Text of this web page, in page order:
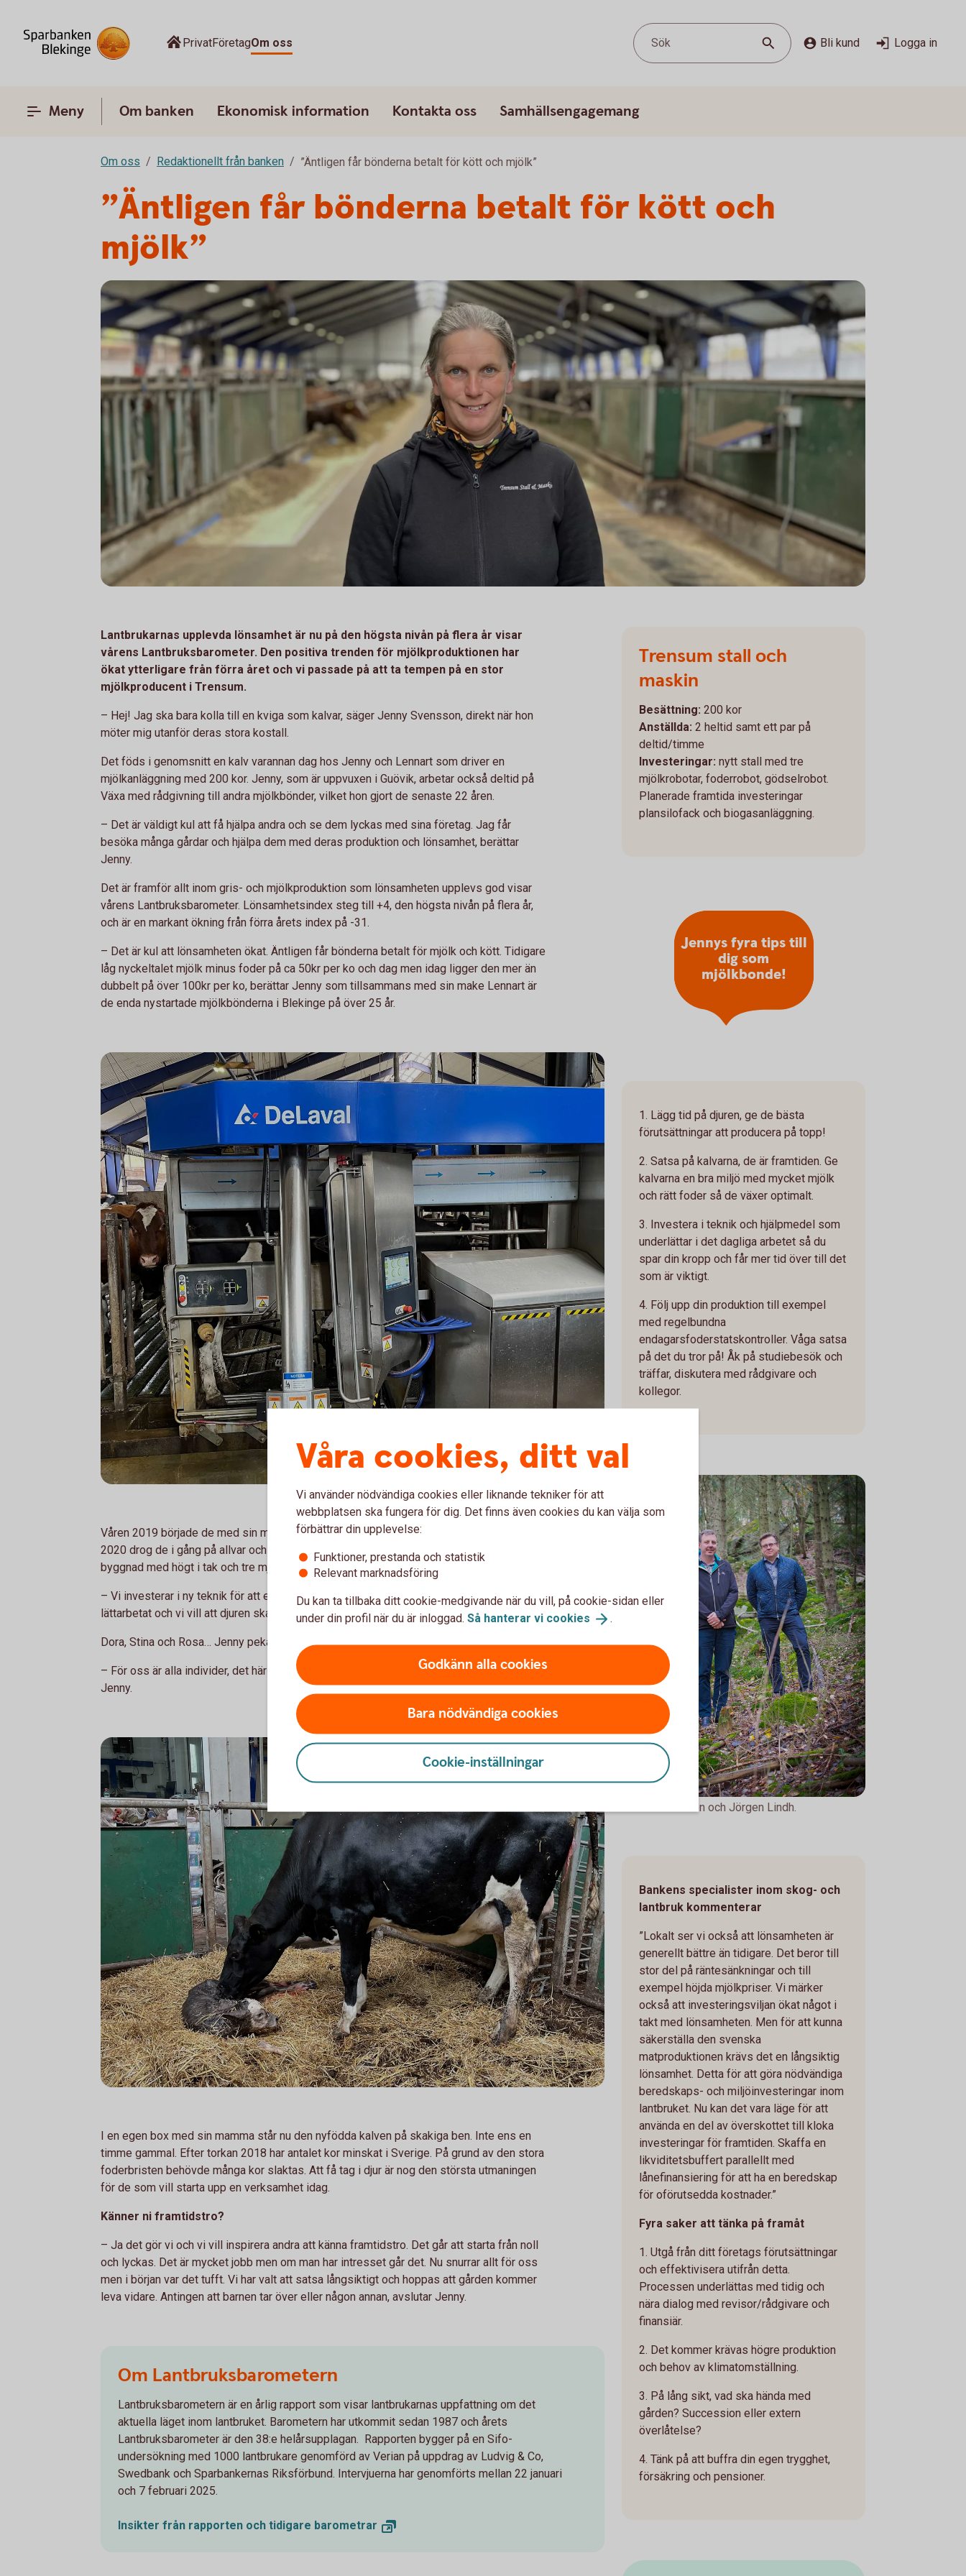
PrivatFöretagOm oss Sök Bli kund Logga in
Meny Om banken Ekonomisk information Kontakta oss Samhällsengagemang
Om oss Redaktionellt från banken ”Äntligen får bönderna betalt för kött och mjölk”
”Äntligen får bönderna betalt för kött och
mjölk”
Lantbrukarnas upplevda lönsamhet är nu på den högsta nivån på flera år visar
vårens Lantbruksbarometer. Den positiva trenden för mjölkproduktionen har
ökat ytterligare från förra året och vi passade på att ta tempen på en stor
mjölkproducent i Trensum.
– Hej! Jag ska bara kolla till en kviga som kalvar, säger Jenny Svensson, direkt när hon
möter mig utanför deras stora kostall.
Det föds i genomsnitt en kalv varannan dag hos Jenny och Lennart som driver en
mjölkanläggning med 200 kor. Jenny, som är uppvuxen i Guövik, arbetar också deltid på
Växa med rådgivning till andra mjölkbönder, vilket hon gjort de senaste 22 åren.
– Det är väldigt kul att få hjälpa andra och se dem lyckas med sina företag. Jag får
besöka många gårdar och hjälpa dem med deras produktion och lönsamhet, berättar
Jenny.
Det är framför allt inom gris- och mjölkproduktion som lönsamheten upplevs god visar
vårens Lantbruksbarometer. Lönsamhetsindex steg till +4, den högsta nivån på flera år,
och är en markant ökning från förra årets index på -31.
– Det är kul att lönsamheten ökat. Äntligen får bönderna betalt för mjölk och kött. Tidigare
låg nyckeltalet mjölk minus foder på ca 50kr per ko och dag men idag ligger den mer än
dubbelt på över 100kr per ko, berättar Jenny som tillsammans med sin make Lennart är
de enda nystartade mjölkbönderna i Blekinge på över 25 år.
Våren 2019 började de med sin mjölkproduktion med 16 uppbundna kor. I december
2020 drog de i gång på allvar och byggde ett stort kostall. Det är en imponerande
byggnad med högt i tak och tre mjölkrobotar.
– Vi investerar i ny teknik för att effektivisera tunga arbeten och spara tid. Vi vill ha det
lättarbetat och vi vill att djuren ska må bra.
Dora, Stina och Rosa… Jenny pekar på olika kor och förklarar att alla har ett namn.
– För oss är alla individer, det här är ingen fabrik och ja jag kan allas namn. Alla 200, säger
Jenny.
I en egen box med sin mamma står nu den nyfödda kalven på skakiga ben. Inte ens en
timme gammal. Efter torkan 2018 har antalet kor minskat i Sverige. På grund av den stora
foderbristen behövde många kor slaktas. Att få tag i djur är nog den största utmaningen
för de som vill starta upp en verksamhet idag.
Känner ni framtidstro?
– Ja det gör vi och vi vill inspirera andra att känna framtidstro. Det går att starta från noll
och lyckas. Det är mycket jobb men om man har intresset går det. Nu snurrar allt för oss
men i början var det tufft. Vi har valt att satsa långsiktigt och hoppas att gården kommer
leva vidare. Antingen att barnen tar över eller någon annan, avslutar Jenny.
Om Lantbruksbarometern
Lantbruksbarometern är en årlig rapport som visar lantbrukarnas uppfattning om det
aktuella läget inom lantbruket. Barometern har utkommit sedan 1987 och årets
Lantbruksbarometer är den 38:e helårsupplagan. Rapporten bygger på en Sifo-
undersökning med 1000 lantbrukare genomförd av Verian på uppdrag av Ludvig & Co,
Swedbank och Sparbankernas Riksförbund. Intervjuerna har genomförts mellan 22 januari
och 7 februari 2025.
Insikter från rapporten och tidigare barometrar
Trensum stall och
maskin
Besättning:200 kor
Anställda:2 heltid samt ett par på
deltid/timme
Investeringar:nytt stall med tre
mjölkrobotar, foderrobot, gödselrobot.
Planerade framtida investeringar
plansilofack och biogasanläggning.
Jennys fyra tips till
dig som
mjölkbonde!
1. Lägg tid på djuren, ge de bästa
förutsättningar att producera på topp!
2. Satsa på kalvarna, de är framtiden. Ge
kalvarna en bra miljö med mycket mjölk
och rätt foder så de växer optimalt.
3. Investera i teknik och hjälpmedel som
underlättar i det dagliga arbetet så du
spar din kropp och får mer tid över till det
som är viktigt.
4. Följ upp din produktion till exempel
med regelbundna
endagarsfoderstatskontroller. Våga satsa
på det du tror på! Åk på studiebesök och
träffar, diskutera med rådgivare och
kollegor.
Thomas Fransén och Jörgen Lindh.
Bankens specialister inom skog- och
lantbruk kommenterar
”Lokalt ser vi också att lönsamheten är
generellt bättre än tidigare. Det beror till
stor del på räntesänkningar och till
exempel höjda mjölkpriser. Vi märker
också att investeringsviljan ökat något i
takt med lönsamheten. Men för att kunna
säkerställa den svenska
matproduktionen krävs det en långsiktig
lönsamhet. Detta för att göra nödvändiga
beredskaps- och miljöinvesteringar inom
lantbruket. Nu kan det vara läge för att
använda en del av överskottet till kloka
investeringar för framtiden. Skaffa en
likviditetsbuffert parallellt med
lånefinansiering för att ha en beredskap
för oförutsedda kostnader.”
Fyra saker att tänka på framåt
1. Utgå från ditt företags förutsättningar
och effektivisera utifrån detta.
Processen underlättas med tidig och
nära dialog med revisor/rådgivare och
finansiär.
2. Det kommer krävas högre produktion
och behov av klimatomställning.
3. På lång sikt, vad ska hända med
gården? Succession eller extern
överlåtelse?
4. Tänk på att buffra din egen trygghet,
försäkring och pensioner.
Våra cookies, ditt val
Vi använder nödvändiga cookies eller liknande tekniker för att
webbplatsen ska fungera för dig. Det finns även cookies du kan välja som
förbättrar din upplevelse:
Funktioner, prestanda och statistik
Relevant marknadsföring
Du kan ta tillbaka ditt cookie-medgivande när du vill, på cookie-sidan eller
under din profil när du är inloggad. Så hanterar vi cookies .
Godkänn alla cookies
Bara nödvändiga cookies
Cookie-inställningar